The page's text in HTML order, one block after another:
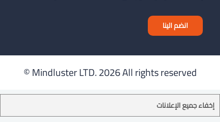
انضم الينا
Mindluster LTD.2026 All rights reserved ©
إخفاء جميع الإعلانات